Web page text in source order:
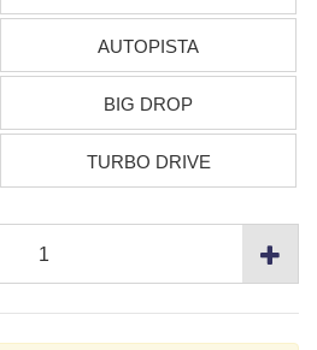
AUTOPISTA
BIG DROP
TURBO DRIVE